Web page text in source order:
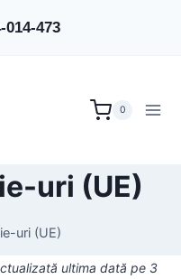
014-473
0
uri (UE)
uri (UE)
ultima dată pe 3